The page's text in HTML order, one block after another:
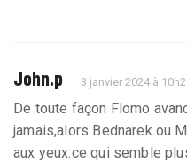
John.p 3 janvier 2024 à
De toute façon Flomo
jamais,alors Bednarek ou
aux yeux.ce qui semble